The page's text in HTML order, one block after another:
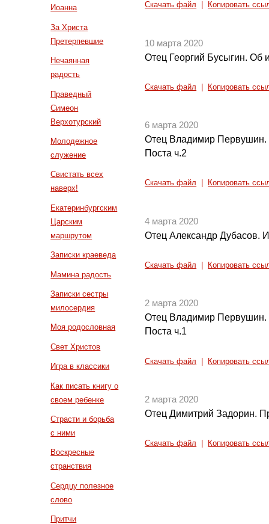
Иоанна
За Христа
Претерпевшие
Нечаянная
радость
Праведный
Симеон
Верхотурский
Молодежное
служение
Свистать всех
наверх!
Екатеринбургским
Царским
маршрутом
Записки краеведа
Мамина радость
Записки сестры
милосердия
Моя родословная
Свет Христов
Игра в классики
Как писать книгу о
своем ребенке
Страсти и борьба
с ними
Воскресные
странствия
Сердцу полезное
слово
Притчи
Скачать файл Копировать
10 марта 2020
Отец Георгий Бусыгин. Об
Скачать файл Копировать
6 марта 2020
Отец Владимир Первушин.
Поста ч.2
Скачать файл Копировать
4 марта 2020
Отец Александр Дубасов.
Скачать файл Копировать
2 марта 2020
Отец Владимир Первушин.
Поста ч.1
Скачать файл Копировать
2 марта 2020
Отец Димитрий Задорин.
Скачать файл Копировать